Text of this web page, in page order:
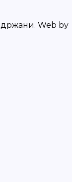
Web by